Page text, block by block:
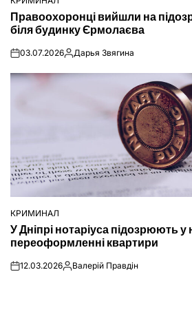
ОПУБЛІКУВАТИ
Правоохоронці вийшли на
біля будинку Єрмолаєва
on03.07.2026Опубліковано
Дарья Звягина
ОПУБЛІКУВАТИ
У
КРИМИНАЛ
У Дніпрі нотаріуса підозрюють
переоформленні квартири
on12.03.2026Опубліковано
Валерій Правдін